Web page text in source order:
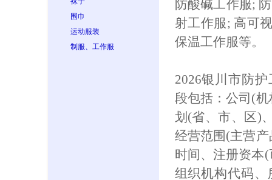
围巾
运动服装
制服、工作服
防酸碱工作服;
射工作服; 高可
保温工作服等。
2026银川市防
段包括：公司(
划(省、市、区)
经营范围(主营
时间、注册资本
组织机构代码